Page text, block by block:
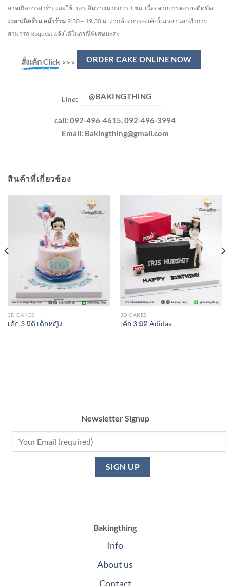
อาจเกิดการล่าช้า และใช้เวลาเดินทางมากกว่า 1 ชม. เนื่องจากการจลาจลติดขัด
เวลาเปิดร้าน หน้าร้าน 9.30 – 19.30 น. หากต้องการส่งเค้กในเวลานอกทำการ
สามารถ Request แจ้งได้ในกรณีพิเศษนะคะ
สั่งเค้ก Click>>> ORDER CAKE ONLINE NOW
Line: @BAKINGTHING
call: 092-496-4615, 092-496-3994
Email: Bakingthing@gmail.com
สินค้าที่เกี่ยวข้อง
3D CAKES
เค้ก 3 มิติ เด็กหญิง
3D CAKES
เค้ก 3 มิติ Adidas
Newsletter Signup
Bakingthing
Info
About us
Contact